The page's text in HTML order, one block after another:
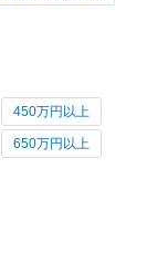
450万円以上
650万円以上